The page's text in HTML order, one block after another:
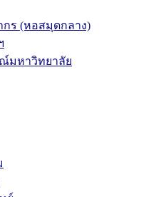
ร (หอสมุดกลาง)
มหาวิทยาลัย